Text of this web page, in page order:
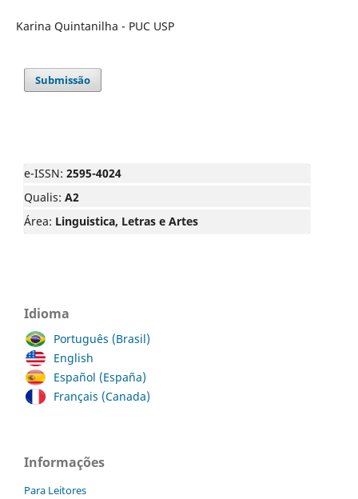
Karina Quintanilha - PUC USP
Submissão
e-ISSN: 2595-4024
Qualis: A2
Área: Linguistica, Letras e Artes
Idioma
Português (Brasil)
English
Español (España)
Français (Canada)
Informações
Para Leitores